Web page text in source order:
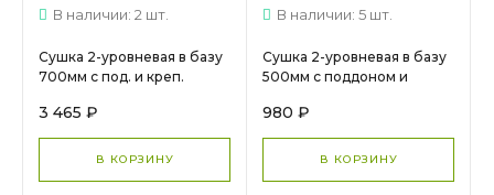
В наличии: 2 шт.
Сушка 2-уровневая в базу
700мм с под. и креп.
13.07.03.4.0.1/
13.09.03.4.0.1.МС 554
3 465 ₽
В КОРЗИНУ
В наличии: 5 шт.
Сушка 2-уровневая в базу
500мм с поддоном и
980 ₽
В КОРЗИНУ